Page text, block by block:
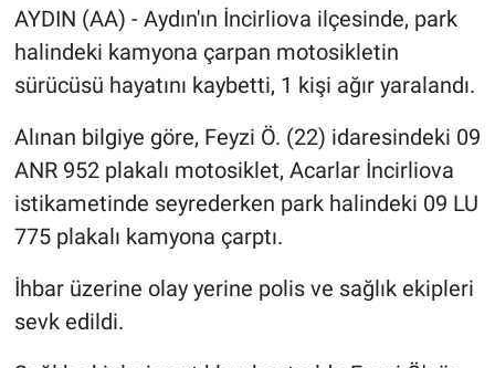
AYDIN (AA) - Aydın'ın İncirliova ilçesinde, park
halindeki kamyona çarpan motosikletin
sürücüsü hayatını kaybetti, 1 kişi ağır yaralandı.
Alınan bilgiye göre, Feyzi Ö. (22) idaresindeki 09
ANR 952 plakalı motosiklet, Acarlar İncirliova
istikametinde seyrederken park halindeki 09 LU
775 plakalı kamyona çarptı.
İhbar üzerine olay yerine polis ve sağlık ekipleri
sevk edildi.
Sağlık
Yaşam
Tarım